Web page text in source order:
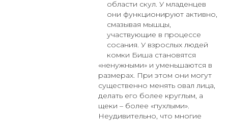
области скул. У младенцев
они функционируют активно,
смазывая мышцы,
участвующие в процессе
сосания. У взрослых людей
комки Биша становятся
«ненужными» и уменьшаются в
размерах. При этом они могут
существенно менять овал лица,
делать его более круглым, а
щеки – более «пухлыми».
Неудивительно, что многие